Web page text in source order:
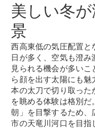
Mercedes-Benz
電気自動車モデ
プラグインハイ
Sedan
美しい冬
景
西高東低の気圧配置
日が多く、空気も澄
見られる機会が多い
ら顔を出す太陽にも
本の太刀で切り取った
を眺める体験は格別
朝」を目撃するため、
市の天竜川河口を目指